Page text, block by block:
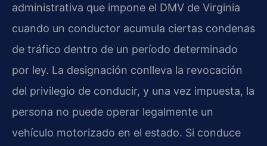
administrativa que impone el DMV de Virginia
cuando un conductor acumula ciertas condenas
de tráfico dentro de un período determinado
por ley. La designación conlleva la revocación
del privilegio de conducir, y una vez impuesta, la
persona no puede operar legalmente un
vehículo motorizado en el estado. Si conduce